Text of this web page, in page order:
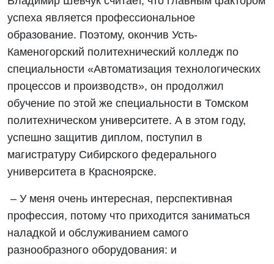
успеха является профессиональное
образование. Поэтому, окончив Усть-
Каменогорский политехнический колледж по
специальности «Автоматизация технологических
процессов и производств», он продолжил
обучение по этой же специальности в Томском
политехническом университете. А в этом году,
успешно защитив диплом, поступил в
магистратуру Сибирского федерального
университета в Красноярске.
– У меня очень интересная, перспективная
профессия, потому что приходится заниматься
наладкой и обслуживанием самого
разнообразного оборудования: и